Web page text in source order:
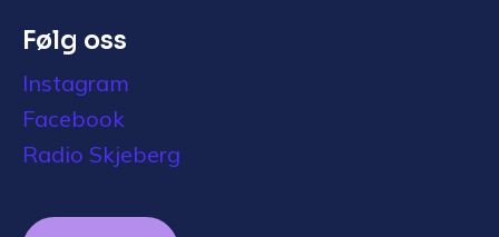
Følg oss
Instagram
Facebook
Radio Skjeberg